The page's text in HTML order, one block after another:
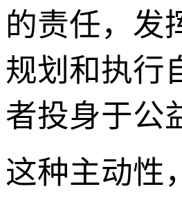
的责任，发
规划和执行
者投身于公
这种主动性